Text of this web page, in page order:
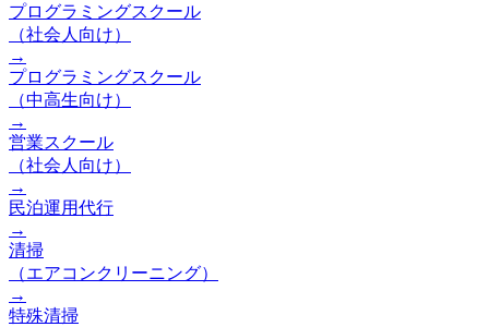
プログラミングスクール
（社会人向け）
→
プログラミングスクール
（中高生向け）
→
営業スクール
（社会人向け）
→
民泊運用代行
→
清掃
（エアコンクリーニング）
→
特殊清掃